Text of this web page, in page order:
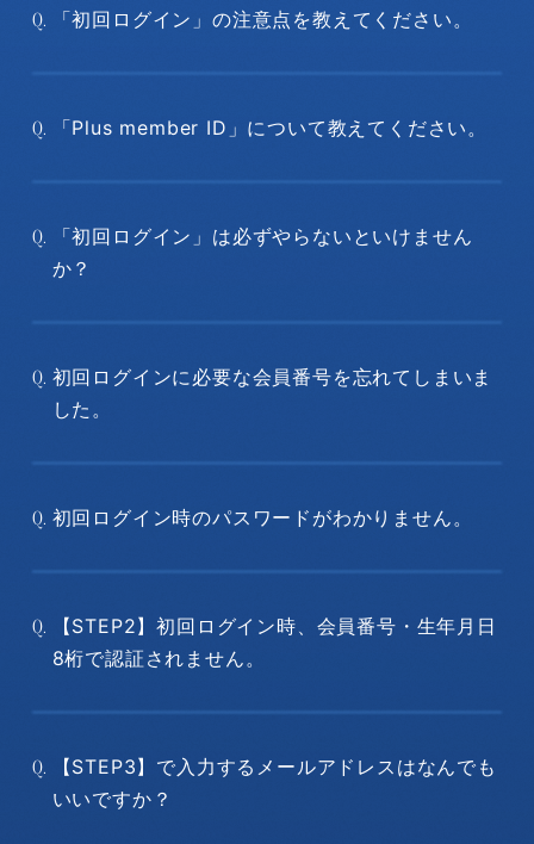
Q. 「初回ログイン」の注意点を教えてください。
Q. 「Plus member ID」について教えてください。
Q.
「初回ログイン」は必ずやらないといけません
か？
Q. 初回ログインに必要な会員番号を忘れてしまいま
した。
Q. 初回ログイン時のパスワードがわかりません。
Q.
【STEP2】初回ログイン時、会員番号・生年月日
8桁で認証されません。
Q.
【STEP3】で入力するメールアドレスはなんでも
いいですか？